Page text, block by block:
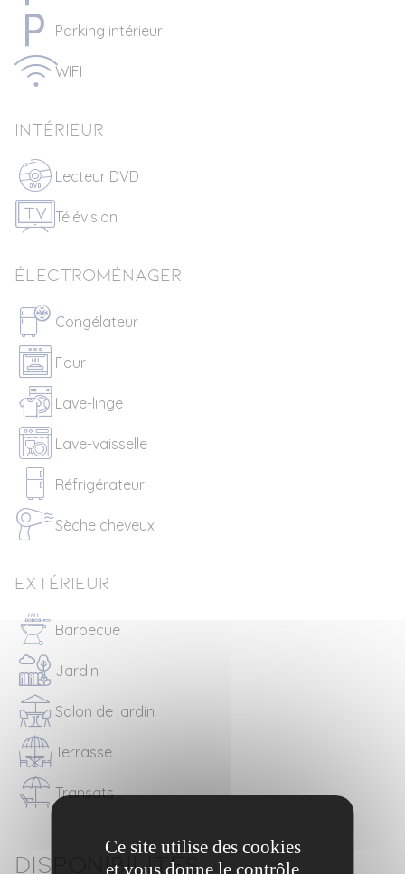
Parking intérieur
WIFI
Intérieur
Lecteur DVD
Télévision
Électroménager
Congélateur
Four
Lave-linge
Lave-vaisselle
Réfrigérateur
Sèche cheveux
Extérieur
Barbecue
Jardin
Salon de jardin
Terrasse
Transats
Disponibilités
Ce site utilise des cookies
et vous donne le contrôle